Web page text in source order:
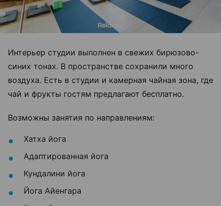
Интерьер студии выполнен в свежих бирюзово-
синих тонах. В пространстве сохранили много
воздуха. Есть в студии и камерная чайная зона, где
чай и фрукты гостям предлагают бесплатно.
Возможны занятия по направлениям:
Хатха йога
Адаптированная йога
Кундалини йога
Йога Айенгара